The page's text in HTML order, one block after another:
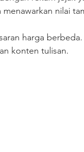
nilai
harga
konten tulisan.